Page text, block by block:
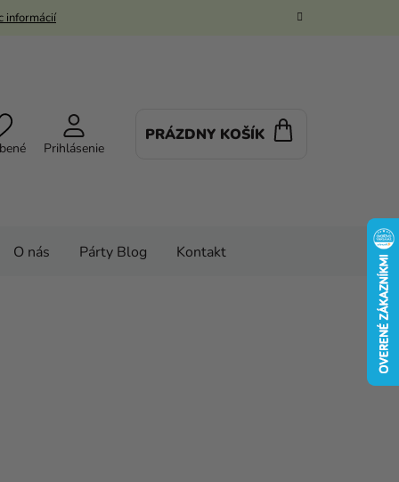
informácií
Prihlásenie
PRÁZDNY KOŠÍK
O nás Párty Blog Kontakt